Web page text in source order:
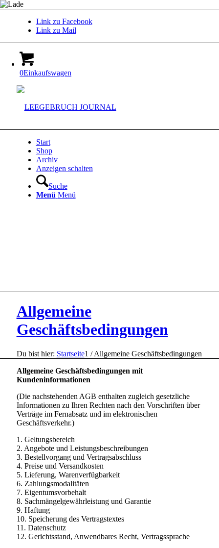
Link zu Facebook
Link zu Mail
0Einkaufswagen
Start
Shop
Archiv
Anzeigen schalten
Suche
Menü Menü
Allgemeine
Geschäftsbedingungen
Du bist hier: Startseite1 / Allgemeine Geschäftsbedingungen
Allgemeine Geschäftsbedingungen mit
Kundeninformationen
(Die nachstehenden AGB enthalten zugleich gesetzliche
Informationen zu Ihren Rechten nach den Vorschriften über
Verträge im Fernabsatz und im elektronischen
Geschäftsverkehr.)
1. Geltungsbereich
2. Angebote und Leistungsbeschreibungen
3. Bestellvorgang und Vertragsabschluss
4. Preise und Versandkosten
5. Lieferung, Warenverfügbarkeit
6. Zahlungsmodalitäten
7. Eigentumsvorbehalt
8. Sachmängelgewährleistung und Garantie
9. Haftung
10. Speicherung des Vertragstextes
11. Datenschutz
12. Gerichtsstand, Anwendbares Recht, Vertragssprache